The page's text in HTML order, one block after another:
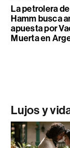
La petrolera
Hamm busca
apuesta por
Muerta en
Lujos y